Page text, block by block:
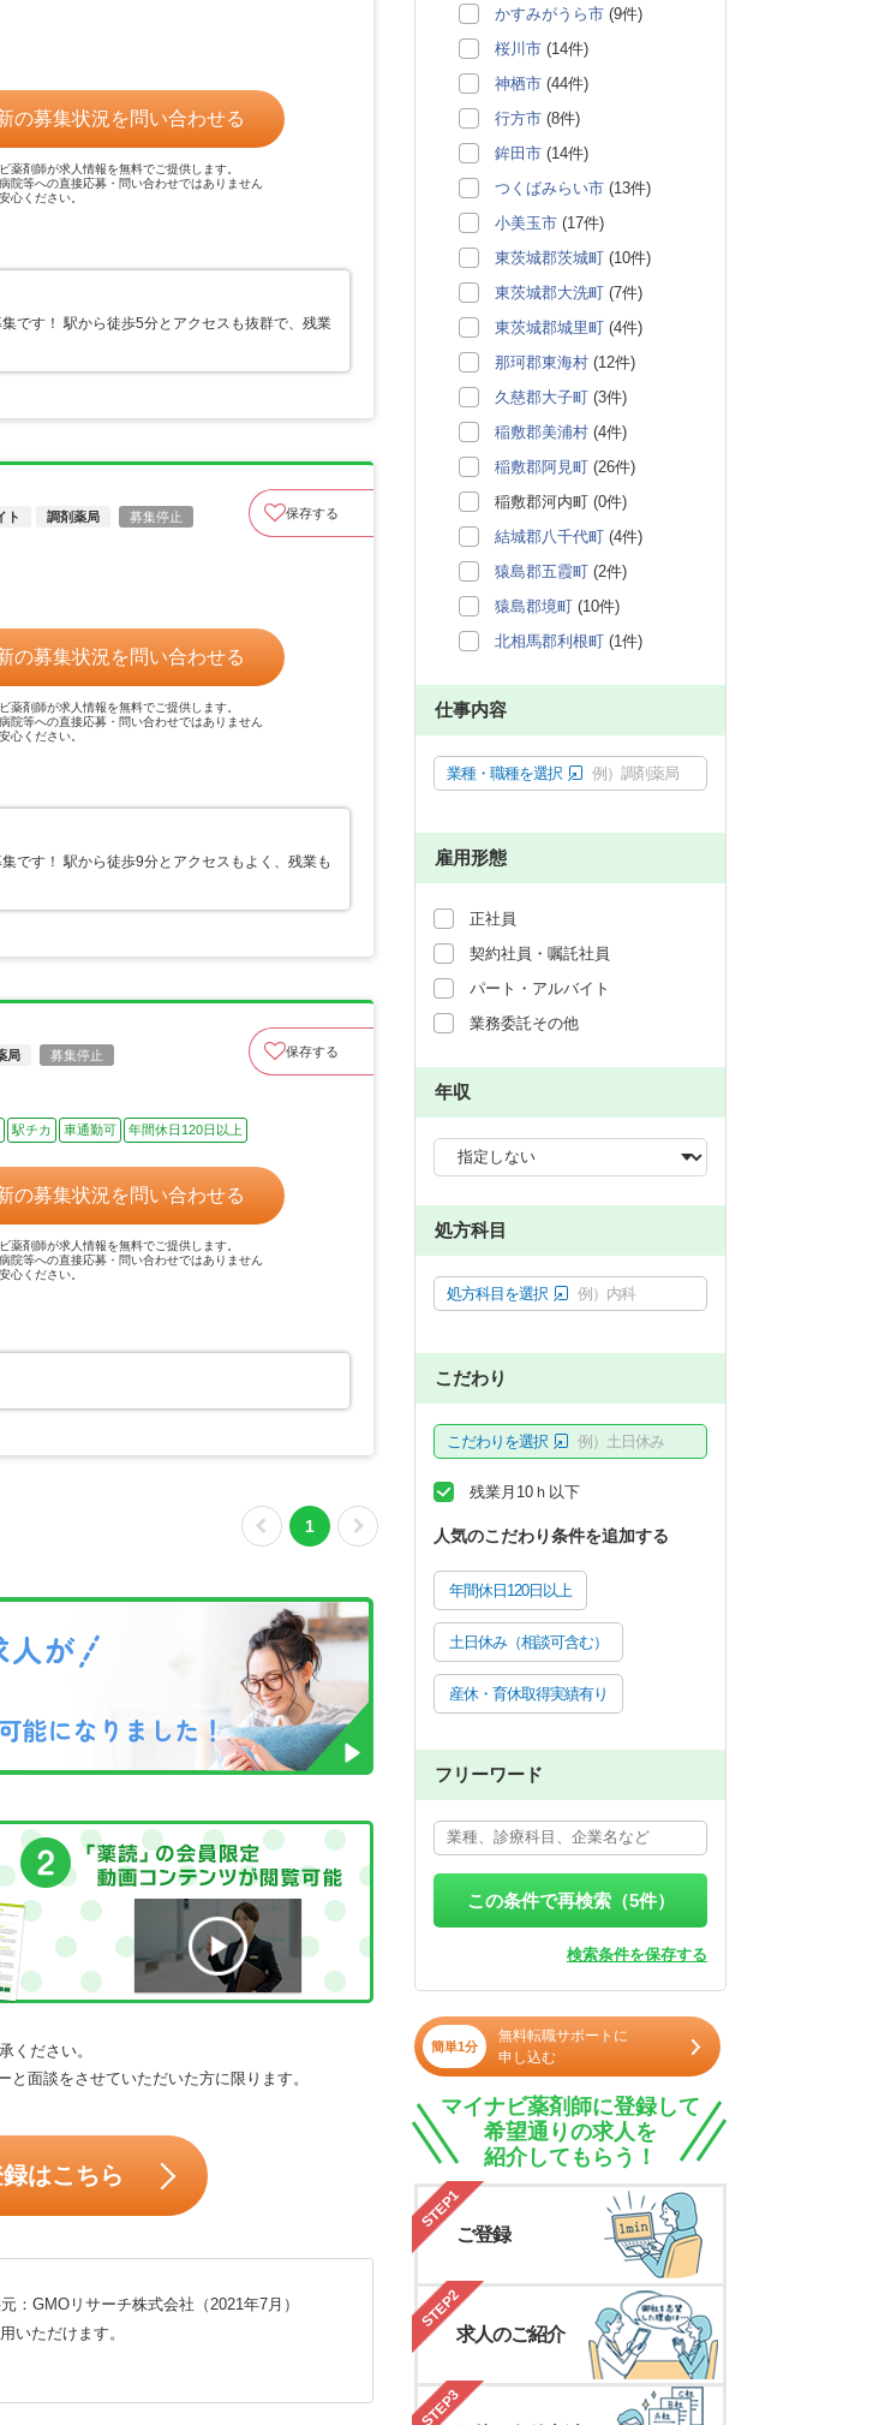
の募集状況を問い合わせる
薬剤師が求人情報を無料でご提供します。
院等への直接応募・問い合わせではありません
心ください。
です！ 駅から徒歩5分とアクセスも抜群で、残業
ト 調剤薬局 募集停止 保存する
の募集状況を問い合わせる
薬剤師が求人情報を無料でご提供します。
院等への直接応募・問い合わせではありません
心ください。
です！ 駅から徒歩9分とアクセスもよく、残業も
局 募集停止 保存する
駅チカ 車通勤可 年間休日120日以上
の募集状況を問い合わせる
薬剤師が求人情報を無料でご提供します。
院等への直接応募・問い合わせではありません
心ください。
1
ください。
面談をさせていただいた方に限ります。
はこちら
GMOリサーチ株式会社（2021年7月）
いただけます。
かすみがうら市 (9件)
桜川市 (14件)
神栖市 (44件)
行方市 (8件)
鉾田市 (14件)
つくばみらい市 (13件)
小美玉市 (17件)
東茨城郡茨城町 (10件)
東茨城郡大洗町 (7件)
東茨城郡城里町 (4件)
那珂郡東海村 (12件)
久慈郡大子町 (3件)
稲敷郡美浦村 (4件)
稲敷郡阿見町 (26件)
稲敷郡河内町 (0件)
結城郡八千代町 (4件)
猿島郡五霞町 (2件)
猿島郡境町 (10件)
北相馬郡利根町 (1件)
仕事内容
業種・職種を選択 例）調剤薬局
雇用形態
正社員
契約社員・嘱託社員
パート・アルバイト
業務委託その他
年収
処方科目
処方科目を選択 例）内科
こだわり
こだわりを選択 例）土日休み
残業月10ｈ以下
人気のこだわり条件を追加する
年間休日120日以上
土日休み（相談可含む）
産休・育休取得実績有り
フリーワード
この条件で再検索（5件）
検索条件を保存する
簡単1分
無料転職サポートに
申し込む
マイナビ薬剤師に登録して
希望通りの求人を
紹介してもらう！
STEP1
ご登録
STEP2
求人のご紹介
STEP3